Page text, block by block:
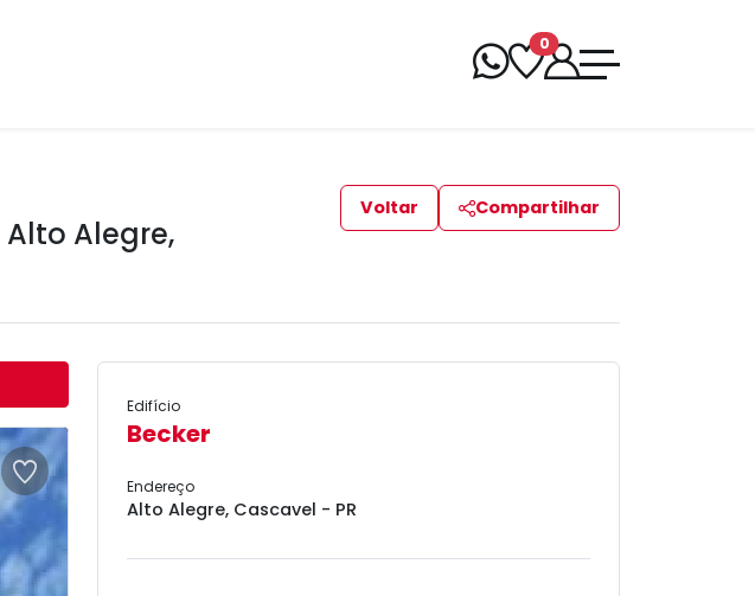
0
Alto Alegre,
Voltar Compartilhar
Edifício
Becker
Endereço
Alto Alegre, Cascavel - PR